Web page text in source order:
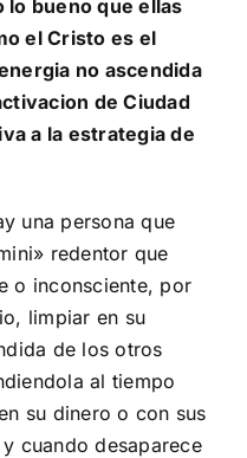
lo bueno que ellas
el Cristo es el
no ascendida
de Ciudad
a la estrategia de
una persona que
redentor que
o inconsciente, por
limpiar en su
de los otros
al tiempo
su dinero o con sus
cuando desaparece